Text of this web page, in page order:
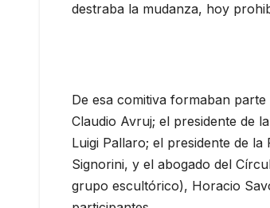
destraba la mudanza, hoy
De esa comitiva formaban
Claudio Avruj; el presidente de
Luigi Pallaro; el presidente de
Signorini, y el abogado del
grupo escultórico), Horacio